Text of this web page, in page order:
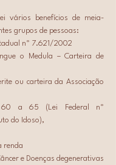
vários benefícios de meia-
grupos de pessoas:
nº 7.621/2002
o Medula – Carteira de
ou carteira da Associação
a 65 (Lei Federal nº
do Idoso),
renda
e Doenças degenerativas